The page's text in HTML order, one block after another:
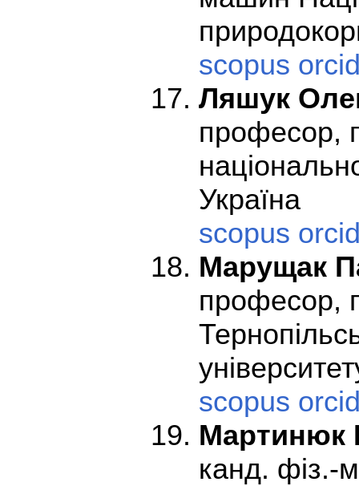
scopus
Ляшук
професор,
Україна
scopus
Марущак
професор,
scopus
Мартинюк
канд. фіз.-